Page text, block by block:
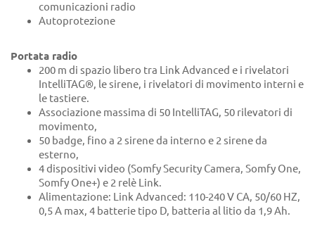
comunicazioni radio
Autoprotezione
Portata radio
200 m di spazio libero tra Link Advanced e i rivelatori
IntelliTAG®, le sirene, i rivelatori di movimento interni e
le tastiere.
Associazione massima di 50 IntelliTAG, 50 rilevatori di
movimento,
50 badge, fino a 2 sirene da interno e 2 sirene da
esterno,
4 dispositivi video (Somfy Security Camera, Somfy One,
Somfy One+) e 2 relè Link.
Alimentazione: Link Advanced: 110-240 V CA, 50/60 HZ,
0,5 A max, 4 batterie tipo D, batteria al litio da 1,9 Ah.